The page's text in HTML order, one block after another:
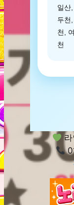
일산
두천
천,
천
라